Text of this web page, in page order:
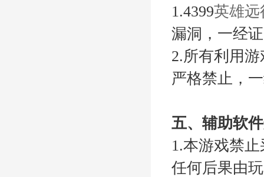
1.4399英雄远
漏洞，一经
2.所有利用
严格禁止，
五、辅助软
1.本游戏禁
任何后果由